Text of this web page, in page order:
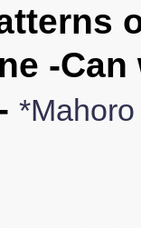
-